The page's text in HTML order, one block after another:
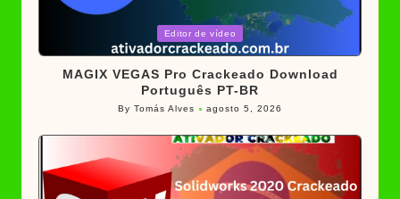
Editor de vídeo
MAGIX VEGAS Pro Crackeado Download
Português PT-BR
Posted
ByTomás Alves agosto 5, 2026